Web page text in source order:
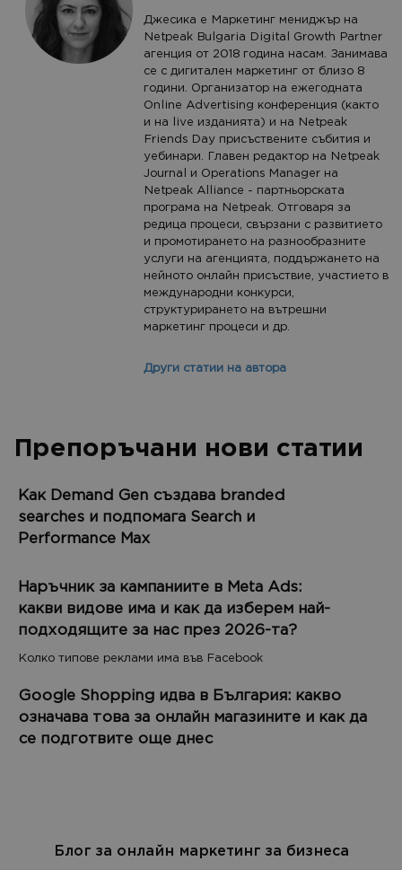
Джесика е Маркетинг мениджър на
Netpeak Bulgaria Digital Growth Partner
агенция от 2018 година насам. Занимава
се с дигитален маркетинг от близо 8
години. Организатор на ежегодната
Online Advertising конференция (както
и на live изданията) и на Netpeak
Friends Day присъствените събития и
уебинари. Главен редактор на Netpeak
Journal и Operations Manager на
Netpeak Alliance - партньорската
програма на Netpeak. Отговаря за
редица процеси, свързани с развитието
и промотирането на разнообразните
услуги на агенцията, поддържането на
нейното онлайн присъствие, участието в
международни конкурси,
структурирането на вътрешни
маркетинг процеси и др.
Други статии на автора
Препоръчани нови статии
Как Demand Gen създава branded
searches и подпомага Search и
Performance Max
Наръчник за кампаниите в Meta Ads:
какви видове има и как да изберем най-
подходящите за нас през 2026-та?
Колко типове реклами има във Facebook
Google Shopping идва в България: какво
означава това за онлайн магазините и как да
се подготвите още днес
Блог за онлайн маркетинг за бизнеса